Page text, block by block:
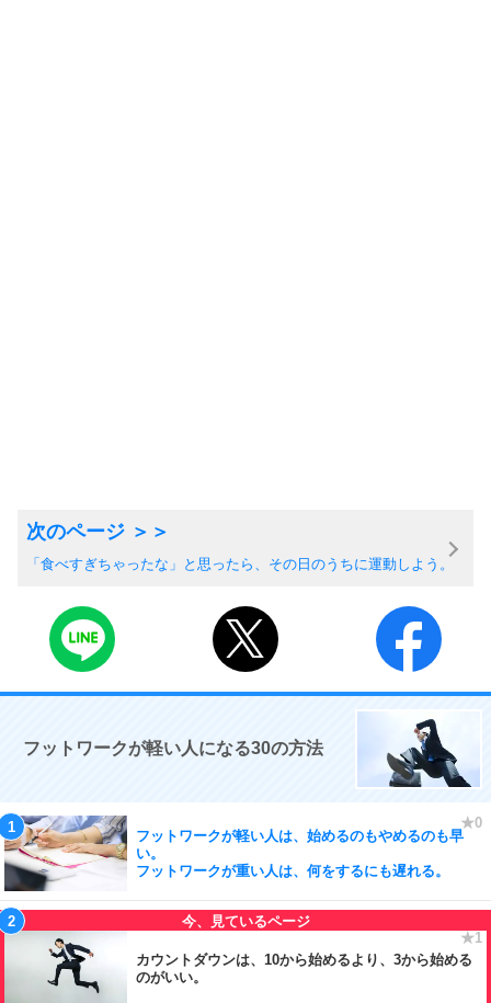
「食べすぎちゃったな」と思ったら、その日のうちに運動しよう。
フットワークが軽い人になる30の方法
フットワークが軽い人は、始めるのもやめるのも早
い。
フットワークが重い人は、何をするにも遅れる。
カウントダウンは、10から始めるより、3から始める
のがいい。